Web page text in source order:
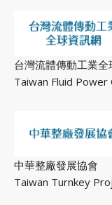
台灣流體傳動工業全
Taiwan Fluid Power
中華整廠發展協會
Taiwan Turnkey